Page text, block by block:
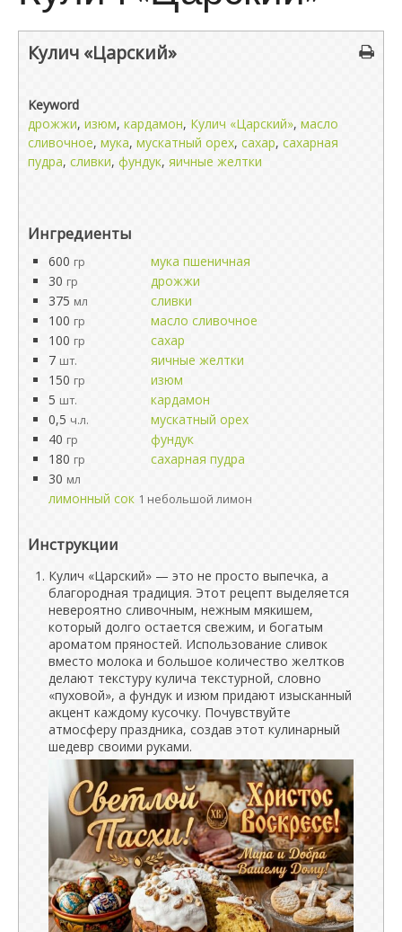
Кулич «Царский»
Keyword
дрожжи, изюм, кардамон, Кулич «Царский», масло
сливочное, мука, мускатный орех, сахар, сахарная
пудра, сливки, фундук, яичные желтки
Ингредиенты
600 гр
мука пшеничная
30 гр
дрожжи
375 мл
сливки
100 гр
масло сливочное
100 гр
сахар
7 шт.
яичные желтки
150 гр
изюм
5 шт.
кардамон
0,5 ч.л.
мускатный орех
40 гр
фундук
180 гр
сахарная пудра
30 мл
лимонный сок 1 небольшой лимон
Инструкции
Кулич «Царский» — это не просто выпечка, а
благородная традиция. Этот рецепт выделяется
невероятно сливочным, нежным мякишем,
который долго остается свежим, и богатым
ароматом пряностей. Использование сливок
вместо молока и большое количество желтков
делают текстуру кулича текстурной, словно
«пуховой», а фундук и изюм придают изысканный
акцент каждому кусочку. Почувствуйте
атмосферу праздника, создав этот кулинарный
шедевр своими руками.